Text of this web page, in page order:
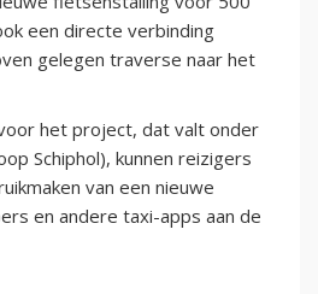
een directe verbinding
gelegen traverse naar het
het project, dat valt onder
Schiphol), kunnen reizigers
van een nieuwe
en andere taxi-apps aan de